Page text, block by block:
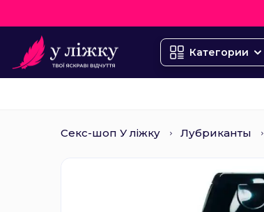
Категории
Секс-шоп У ліжку Лубриканты